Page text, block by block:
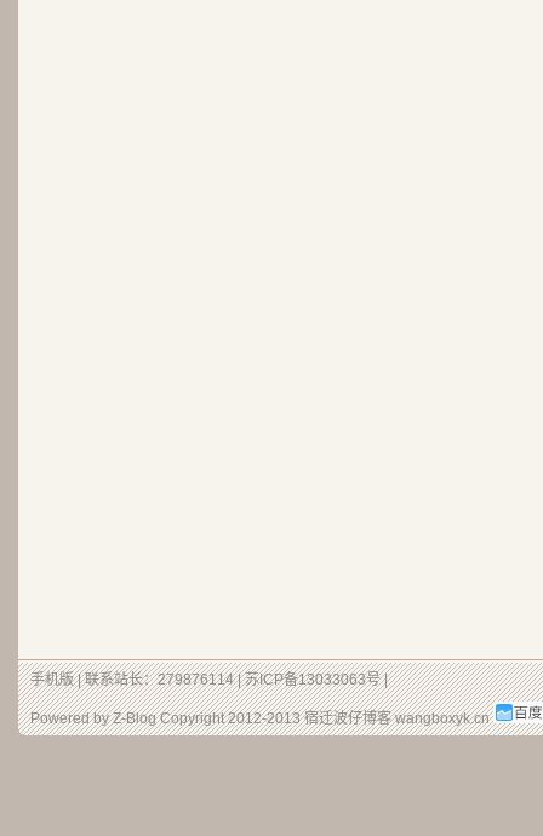
手机版| 联系站长：279876114 |苏ICP备13033063号|
Powered by Z-Blog Copyright 2012-2013宿迁波仔博客wangboxyk.cn